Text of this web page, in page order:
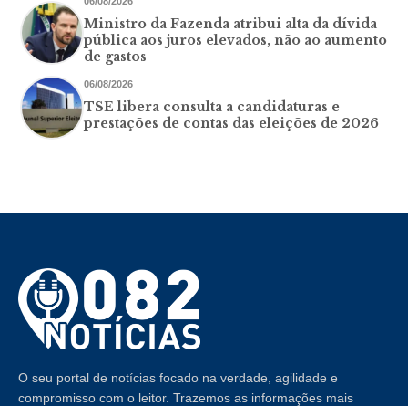
Ministro da Fazenda atribui alta da dívida
pública aos juros elevados, não ao aumento
de gastos
06/08/2026
TSE libera consulta a candidaturas e
prestações de contas das eleições de 2026
O seu portal de notícias focado na verdade, agilidade e
compromisso com o leitor. Trazemos as informações mais